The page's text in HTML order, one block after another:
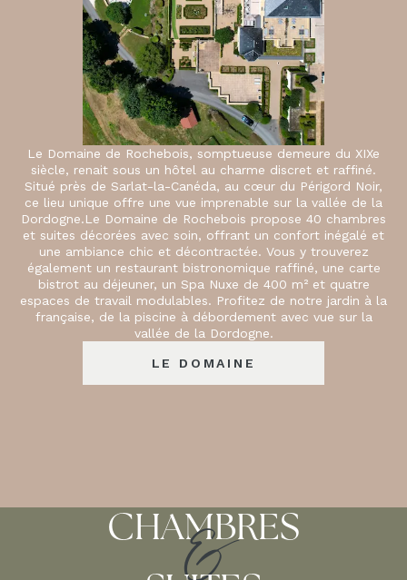
Le Domaine de Rochebois, somptueuse demeure du XIXe
siècle, renait sous un hôtel au charme discret et raffiné.
Situé près de Sarlat-la-Canéda, au cœur du Périgord Noir,
ce lieu unique offre une vue imprenable sur la vallée de la
Dordogne.Le Domaine de Rochebois propose 40 chambres
et suites décorées avec soin, offrant un confort inégalé et
une ambiance chic et décontractée. Vous y trouverez
également un restaurant bistronomique raffiné, une carte
bistrot au déjeuner, un Spa Nuxe de 400 m² et quatre
espaces de travail modulables. Profitez de notre jardin à la
française, de la piscine à débordement avec vue sur la
vallée de la Dordogne.
LE DOMAINE
CHAMBRES